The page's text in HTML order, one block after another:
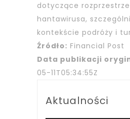
dotyczące
hantawirusa,
kontekście podróży i
Źródło: Financial Post
Data publikacji
05-11T05:34:55Z
Aktualności